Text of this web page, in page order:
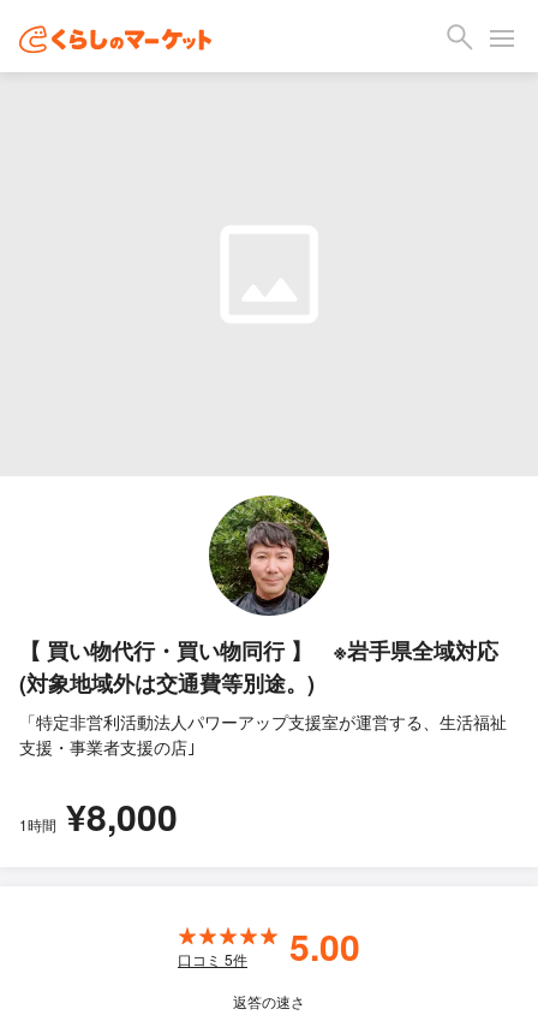
【 買い物代行・買い物同行 】 ※岩手県全域対応
(対象地域外は交通費等別途。)
「特定非営利活動法人パワーアップ支援室が運営する、生活福祉
支援・事業者支援の店｣
1時間 ¥8,000
口コミ 5件 5.00
返答の速さ